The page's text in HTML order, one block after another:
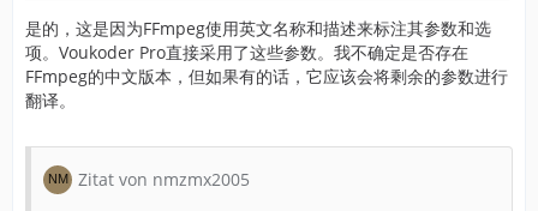
是的，这是因为FFmpeg使用英文名称和描述来标注其参数和选
项。Voukoder Pro直接采用了这些参数。我不确定是否存在
FFmpeg的中文版本，但如果有的话，它应该会将剩余的参数进行
翻译。
Zitat von nmzmx2005